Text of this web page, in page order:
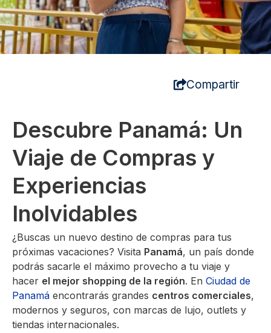
Compartir
Descubre Panamá: Un
Viaje de Compras y
Experiencias
Inolvidables
¿Buscas un nuevo destino de compras para tus
próximas vacaciones? Visita Panamá, un país donde
podrás sacarle el máximo provecho a tu viaje y
hacer el mejor shopping de la región. En Ciudad de
Panamá encontrarás grandes centros comerciales,
modernos y seguros, con marcas de lujo, outlets y
tiendas internacionales.